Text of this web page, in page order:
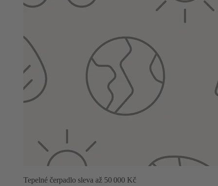
Tepelné čerpadlo sleva až 50 000 Kč